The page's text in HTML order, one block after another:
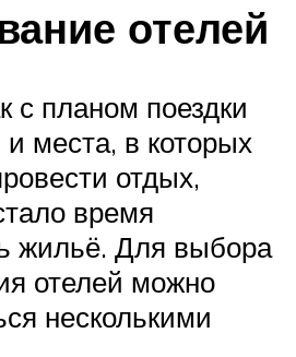
отелей
с планом поездки
места, в которых
отдых,
время
жильё. Для выбора
отелей можно
несколькими